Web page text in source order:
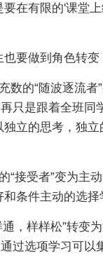
在有限的'课堂
要做到角色转变
数的“随波逐流者
只是跟着全班同
立的思考，独
“接受者”变为主
条件主动的选择
通，样样松”转变
过选项学习可以